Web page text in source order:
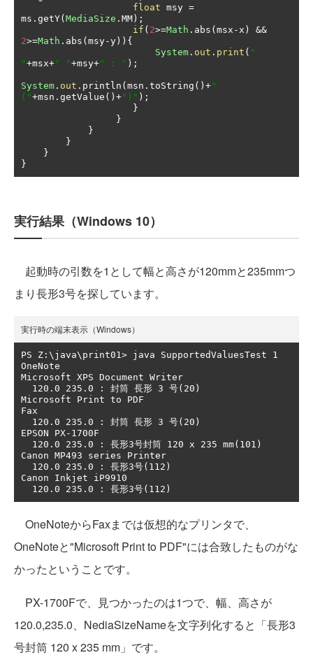
float msy =
ms . getY(MediaSize . MM);
if ( 2>=Math . abs (msx - x )
&&
2>=Math . abs (msy-y)){
System . out . print ( "
"+msx+" "+msy+" : " );
System . out . println (msn . toString ()+"
("+msn . getValue ()+")" );
}
}
}
}
}
}
実行結果（Windows 10）
起動時の引数を1として幅と高さが120mmと235mmつ
まり長形3号を探しています。
実行時の端末表示（Windows）
PS Z:\java\print01> java SupportedValuesTest 1
OneNote
Microsoft XPS Document Writer
Microsoft Print to PDF
Fax
EPSON PX-1700F
Canon MP493 series Printer
Canon Inkjet iP9910
OneNoteからFaxまでは仮想的なプリンタで、
OneNoteと"Microsoft Print to PDF"には合致したものがな
かったということです。
PX-1700Fで、見つかったのは1つで、幅、高さが
120.0,235.0、NediaSizeNameを文字列化すると「長形3
号封筒 120 x 235 mm」です。